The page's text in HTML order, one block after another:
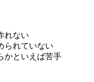
れない
られていない
かといえば苦手